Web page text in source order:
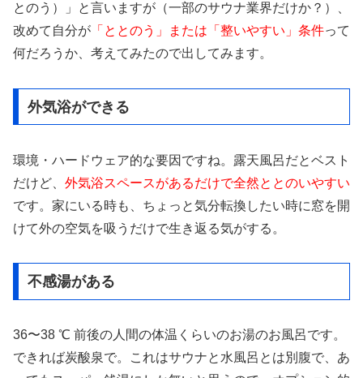
とのう）」と言いますが（一部のサウナ業界だけか？）、
改めて自分が 「ととのう」または「整いやすい」条件って
何だろうか、考えてみたので出してみます。
外気浴ができる
環境・ハードウェア的な要因ですね。露天風呂だとベスト
だけど、 外気浴スペースがあるだけで全然ととのいやすい
です。家にいる時も、ちょっと気分転換したい時に窓を開
けて外の空気を吸うだけで生き返る気がする。
不感湯がある
36〜38 ℃ 前後の人間の体温くらいのお湯のお風呂です。
できれば炭酸泉で。これはサウナと水風呂とは別腹で、あ